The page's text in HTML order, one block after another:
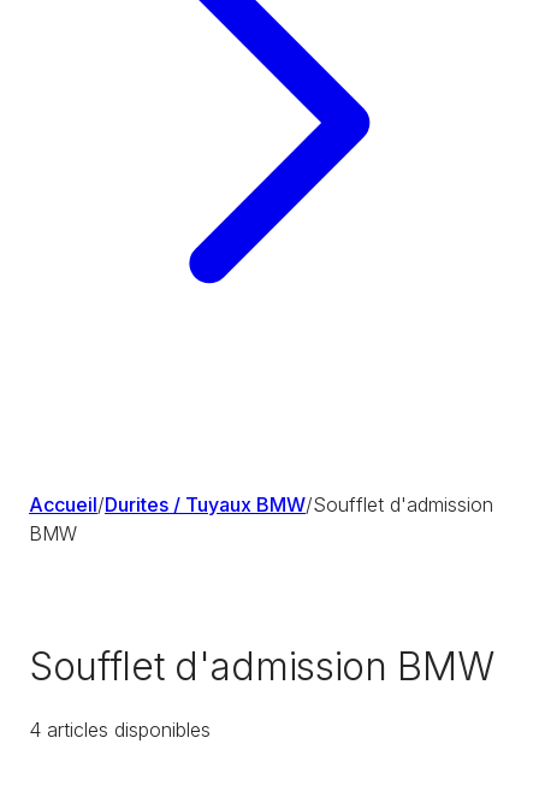
Accueil/Durites / Tuyaux BMW/Soufflet d'admission
BMW
Soufflet d'admission BMW
4 articles disponibles